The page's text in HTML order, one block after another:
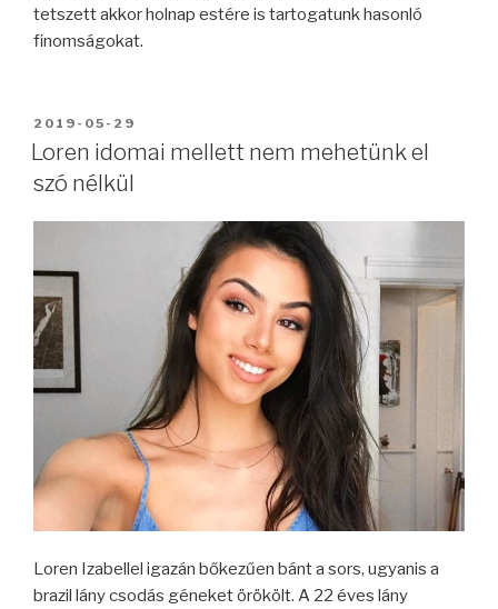
tetszett akkor holnap estére is tartogatunk hasonló
finomságokat.
BEKÜLDVE:
2019-05-29
Loren idomai mellett nem mehetünk el
szó nélkül
Loren Izabellel igazán bőkezűen bánt a sors, ugyanis a
brazil lány csodás géneket örökölt. A 22 éves lány